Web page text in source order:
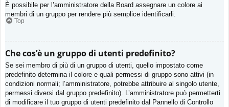
È possibile per l’amministratore della Board assegnare un colore ai
membri di un gruppo per rendere più semplice identificarli.
Top
Che cos’è un gruppo di utenti predefinito?
Se sei membro di più di un gruppo di utenti, quello impostato come
predefinito determina il colore e quali permessi di gruppo sono attivi (in
condizioni normali; l’amministratore, potrebbe attribuire al singolo utente,
permessi diversi dal gruppo predefinito). L’amministratore può permetterti
di modificare il tuo gruppo di utenti predefinito dal Pannello di Controllo